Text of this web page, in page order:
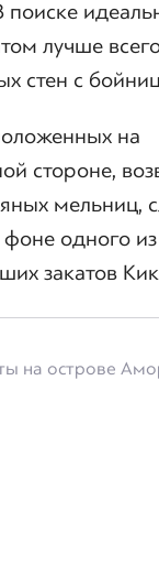
поиске
лучше
стен с
на
стороне,
мельниц,
одного из
закатов